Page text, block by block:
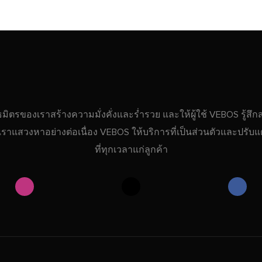
ตรของเราสร้างความมั่งคั่งและร่ำรวย และให้ผู้ใช้ VEBOS รู้สึก
าแสวงหาอย่างต่อเนื่อง VEBOS ให้บริการที่เป็นส่วนตัวและปรับ
ที่ทุกเวลาแก่ลูกค้า